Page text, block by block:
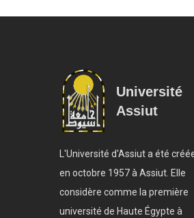
Université
Assiut
L'Université d'Assiut a été
en octobre 1957 à Assiut. Elle
considère comme la première
université de Haute Égypte à